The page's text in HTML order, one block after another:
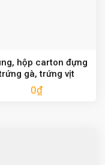
hộp carton đựng
gà, trứng vịt
0₫